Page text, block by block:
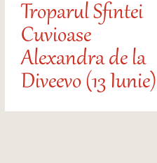
Troparul Sfintei
Cuvioase
Alexandra de la
Diveevo (13 Iunie)